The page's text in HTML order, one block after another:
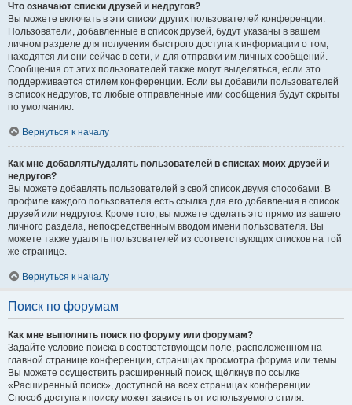
Что означают списки друзей и недругов?
Вы можете включать в эти списки других пользователей конференции.
Пользователи, добавленные в список друзей, будут указаны в вашем
личном разделе для получения быстрого доступа к информации о том,
находятся ли они сейчас в сети, и для отправки им личных сообщений.
Сообщения от этих пользователей также могут выделяться, если это
поддерживается стилем конференции. Если вы добавили пользователей
в список недругов, то любые отправленные ими сообщения будут скрыты
по умолчанию.
Вернуться к началу
Как мне добавлять/удалять пользователей в списках моих друзей и
недругов?
Вы можете добавлять пользователей в свой список двумя способами. В
профиле каждого пользователя есть ссылка для его добавления в список
друзей или недругов. Кроме того, вы можете сделать это прямо из вашего
личного раздела, непосредственным вводом имени пользователя. Вы
можете также удалять пользователей из соответствующих списков на той
же странице.
Вернуться к началу
Поиск по форумам
Как мне выполнить поиск по форуму или форумам?
Задайте условие поиска в соответствующем поле, расположенном на
главной странице конференции, страницах просмотра форума или темы.
Вы можете осуществить расширенный поиск, щёлкнув по ссылке
«Расширенный поиск», доступной на всех страницах конференции.
Способ доступа к поиску может зависеть от используемого стиля.